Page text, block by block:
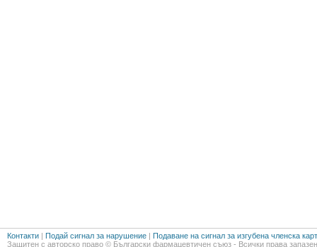
Контакти | Подай сигнал за нарушение | Подаване на сигнал за изгубена членска
Защитен с авторско право © Български фармацевтичен съюз - Всички права